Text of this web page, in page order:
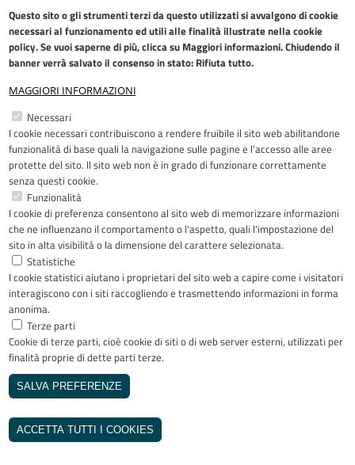
Questo sito o gli strumenti terzi da questo utilizzati si avvalgono di cookie
necessari al funzionamento ed utili alle finalità illustrate nellacookie
policy. Se vuoi saperne di più, clicca su Maggiori informazioni. Chiudendo il
banner verrà salvato il consenso in stato: Rifiuta tutto.
MAGGIORI INFORMAZIONI
Necessari
I cookie necessari contribuiscono a rendere fruibile il sito web abilitandone
funzionalità di base quali la navigazione sulle pagine e l'accesso alle aree
protette del sito. Il sito web non è in grado di funzionare correttamente
senza questi cookie.
Funzionalità
I cookie di preferenza consentono al sito web di memorizzare informazioni
che ne influenzano il comportamento o l'aspetto, quali l'impostazione del
sito in alta visibilità o la dimensione del carattere selezionata.
Statistiche
I cookie statistici aiutano i proprietari del sito web a capire come i visitatori
interagiscono con i siti raccogliendo e trasmettendo informazioni in forma
anonima.
Terze parti
Cookie di terze parti, cioè cookie di siti o di web server esterni, utilizzati per
finalità proprie di dette parti terze.
SALVA PREFERENZE
ACCETTA TUTTI I COOKIES
Restiamo in contatto
FacebookYouTubeLinkedInInstagram
Riconoscimenti
Copyright © 2005-2023 - ASST Papa
Giovanni XXIII - Piazza OMS 1 24127
Bergamo - Tutti i diritti riservati